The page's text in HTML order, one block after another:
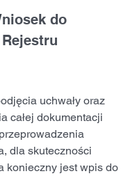
do
uchwały oraz
całej dokumentacji
dla skuteczności
konieczny jest wpis do